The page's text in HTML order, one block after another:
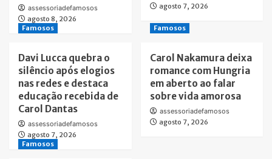
assessoriadefamosos
agosto 8, 2026
agosto 7, 2026
Famosos
Davi Lucca quebra o
silêncio após elogios
nas redes e destaca
educação recebida de
Carol Dantas
assessoriadefamosos
agosto 7, 2026
Famosos
Carol Nakamura deixa
romance com Hungria
em aberto ao falar
sobre vida amorosa
assessoriadefamosos
agosto 7, 2026
Famosos